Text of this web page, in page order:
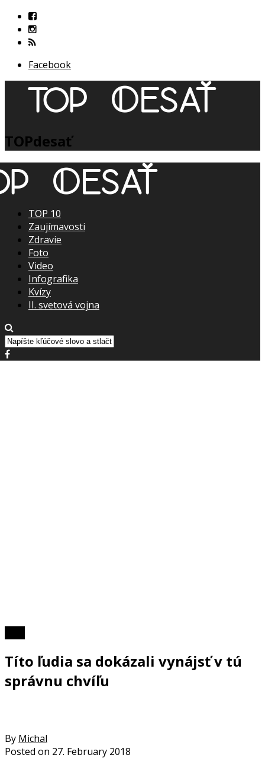
Facebook
TOPdesať
TOP 10
Zaujímavosti
Zdravie
Foto
Video
Infografika
Kvízy
II. svetová vojna
Títo ľudia sa dokázali vynájsť v tú
správnu chvíľu
By Michal
Posted on 27. February 2018